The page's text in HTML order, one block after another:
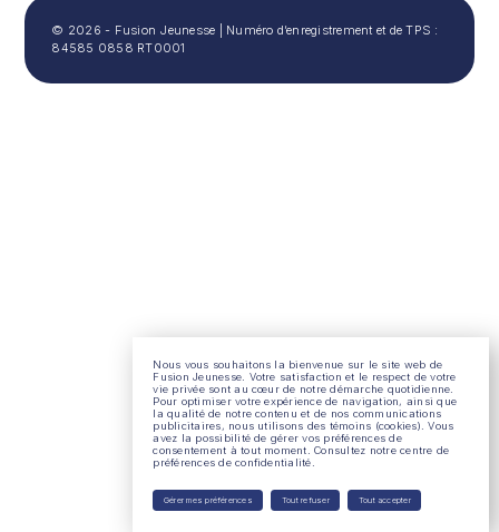
© 2026 - Fusion Jeunesse
Numéro d’enregistrement et de TPS :
84585 0858 RT0001
Nous vous souhaitons la bienvenue sur le site web de
Fusion Jeunesse. Votre satisfaction et le respect de votre
vie privée sont au cœur de notre démarche quotidienne.
Pour optimiser votre expérience de navigation, ainsi que
la qualité de notre contenu et de nos communications
publicitaires, nous utilisons des témoins (cookies). Vous
avez la possibilité de gérer vos préférences de
consentement à tout moment.Consultez notre centre de
préférences de confidentialité
Gérer mes préférences Tout refuser Tout accepter